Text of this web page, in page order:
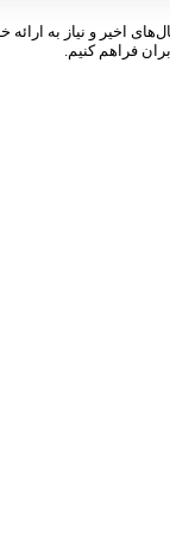
اخیر و نیاز به
فراهم کنیم.